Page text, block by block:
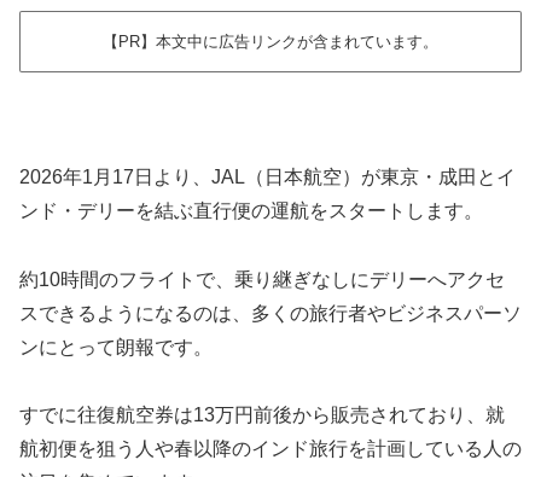
【PR】本文中に広告リンクが含まれています。
2026年1月17日より、JAL（日本航空）が東京・成田とイ
ンド・デリーを結ぶ直行便の運航をスタートします。
約10時間のフライトで、乗り継ぎなしにデリーへアクセ
スできるようになるのは、多くの旅行者やビジネスパーソ
ンにとって朗報です。
すでに往復航空券は13万円前後から販売されており、就
航初便を狙う人や春以降のインド旅行を計画している人の